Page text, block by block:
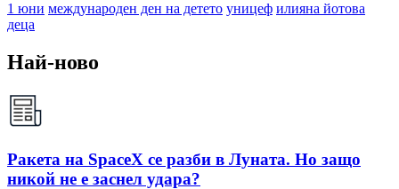
1 юни международен ден на детето уницеф илияна йотова
деца
Най-ново
Ракета на SpaceX се разби в Луната. Но защо
никой не е заснел удара?